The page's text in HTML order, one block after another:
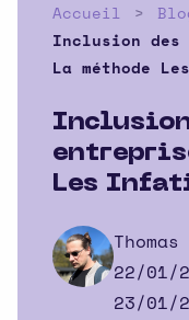
Accueil
Inclusion
La méthode
Inclusion
Les
22/01/
23/01/